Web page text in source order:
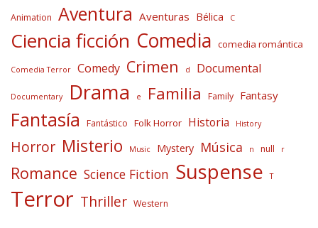
Animation Aventura Aventuras Bélica C
Ciencia ficción Comedia comedia romántica
Comedia Terror Comedy Crimen d Documental
Documentary Drama e Familia Family Fantasy
Fantasía Fantástico Folk Horror Historia History
Horror Misterio Music Mystery Música n null r
Romance Science Fiction Suspense T
Terror Thriller Western